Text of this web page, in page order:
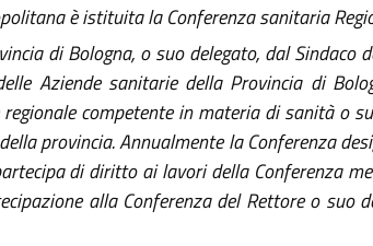
è istituita la Conferenza sanitaria
di Bologna, o suo delegato, dal Sindaco
Aziende sanitarie della Provincia di
competente in materia di sanità o
provincia. Annualmente la Conferenza
di diritto ai lavori della Conferenza
alla Conferenza del Rettore o suo